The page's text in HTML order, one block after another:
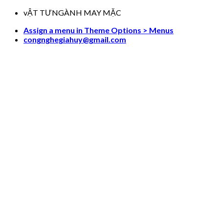
Skip
content
vẬT TƯNGÀNH MAY MẶC
Assign a menu in Theme Options > Menus
congnghegiahuy@gmail.com